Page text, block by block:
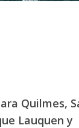
Quilmes,
Lauquen y